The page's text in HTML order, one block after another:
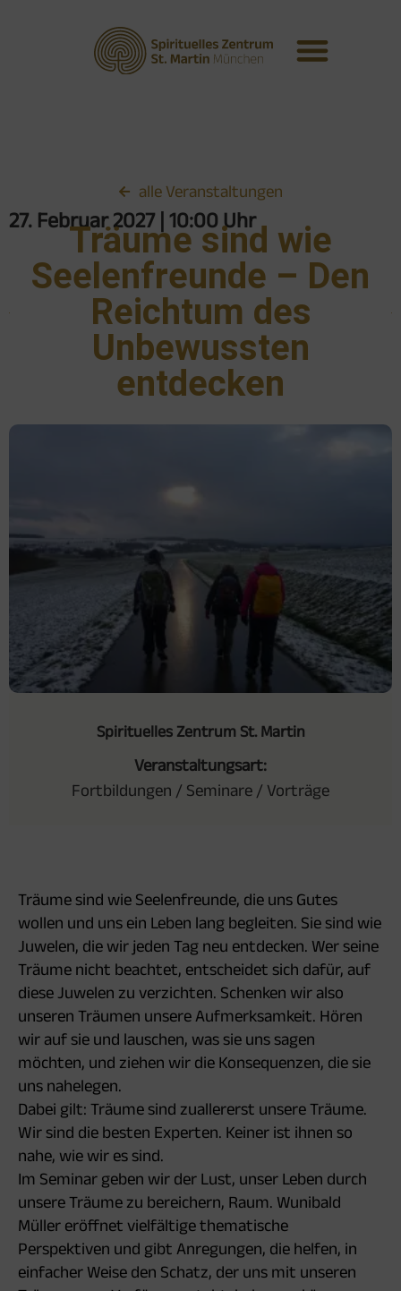
alle Veranstaltungen
27. Februar 2027 | 10:00 Uhr
Träume sind wie
Seelenfreunde – Den
Reichtum des
Unbewussten
entdecken
Spirituelles Zentrum St. Martin
Veranstaltungsart:
Fortbildungen / Seminare / Vorträge
Träume sind wie Seelenfreunde, die uns Gutes
wollen und uns ein Leben lang begleiten. Sie sind wie
Juwelen, die wir jeden Tag neu entdecken. Wer seine
Träume nicht beachtet, entscheidet sich dafür, auf
diese Juwelen zu verzichten. Schenken wir also
unseren Träumen unsere Aufmerksamkeit. Hören
wir auf sie und lauschen, was sie uns sagen
möchten, und ziehen wir die Konsequenzen, die sie
uns nahelegen.
Dabei gilt: Träume sind zuallererst unsere Träume.
Wir sind die besten Experten. Keiner ist ihnen so
nahe, wie wir es sind.
Im Seminar geben wir der Lust, unser Leben durch
unsere Träume zu bereichern, Raum. Wunibald
Müller eröffnet vielfältige thematische
Perspektiven und gibt Anregungen, die helfen, in
einfacher Weise den Schatz, der uns mit unseren